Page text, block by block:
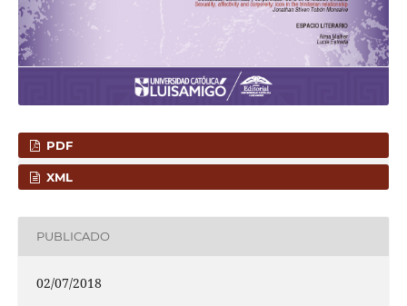
PDF
XML
PUBLICADO
02/07/2018